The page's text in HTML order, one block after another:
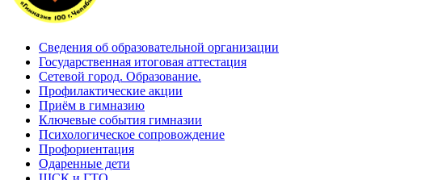
Сведения об образовательной организации
Государственная итоговая аттестация
Сетевой город. Образование.
Профилактические акции
Приём в гимназию
Ключевые события гимназии
Психологическое сопровождение
Профориентация
Одаренные дети